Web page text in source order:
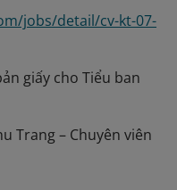
jobs/detail/cv-kt-07-
giấy cho Tiểu ban
Trang – Chuyên viên